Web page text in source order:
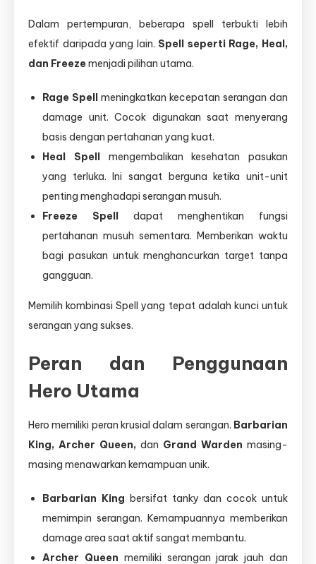
Dalam pertempuran, beberapa spell terbukti lebih
efektif daripada yang lain. Spell seperti Rage, Heal,
dan Freezemenjadi pilihan utama.
Rage Spell meningkatkan kecepatan serangan dan
damage unit. Cocok digunakan saat menyerang
basis dengan pertahanan yang kuat.
Heal Spellmengembalikan kesehatan pasukan
yang terluka. Ini sangat berguna ketika unit-unit
penting menghadapi serangan musuh.
Freeze Spell dapat menghentikan fungsi
pertahanan musuh sementara. Memberikan waktu
bagi pasukan untuk menghancurkan target tanpa
gangguan.
Memilih kombinasi Spell yang tepat adalah kunci untuk
serangan yang sukses.
Peran dan Penggunaan
Hero Utama
Hero memiliki peran krusial dalam serangan. Barbarian
King, Archer Queen, dan Grand Warden masing-
masing menawarkan kemampuan unik.
Barbarian King bersifat tanky dan cocok untuk
memimpin serangan. Kemampuannya memberikan
damage area saat aktif sangat membantu.
Archer Queen memiliki serangan jarak jauh dan